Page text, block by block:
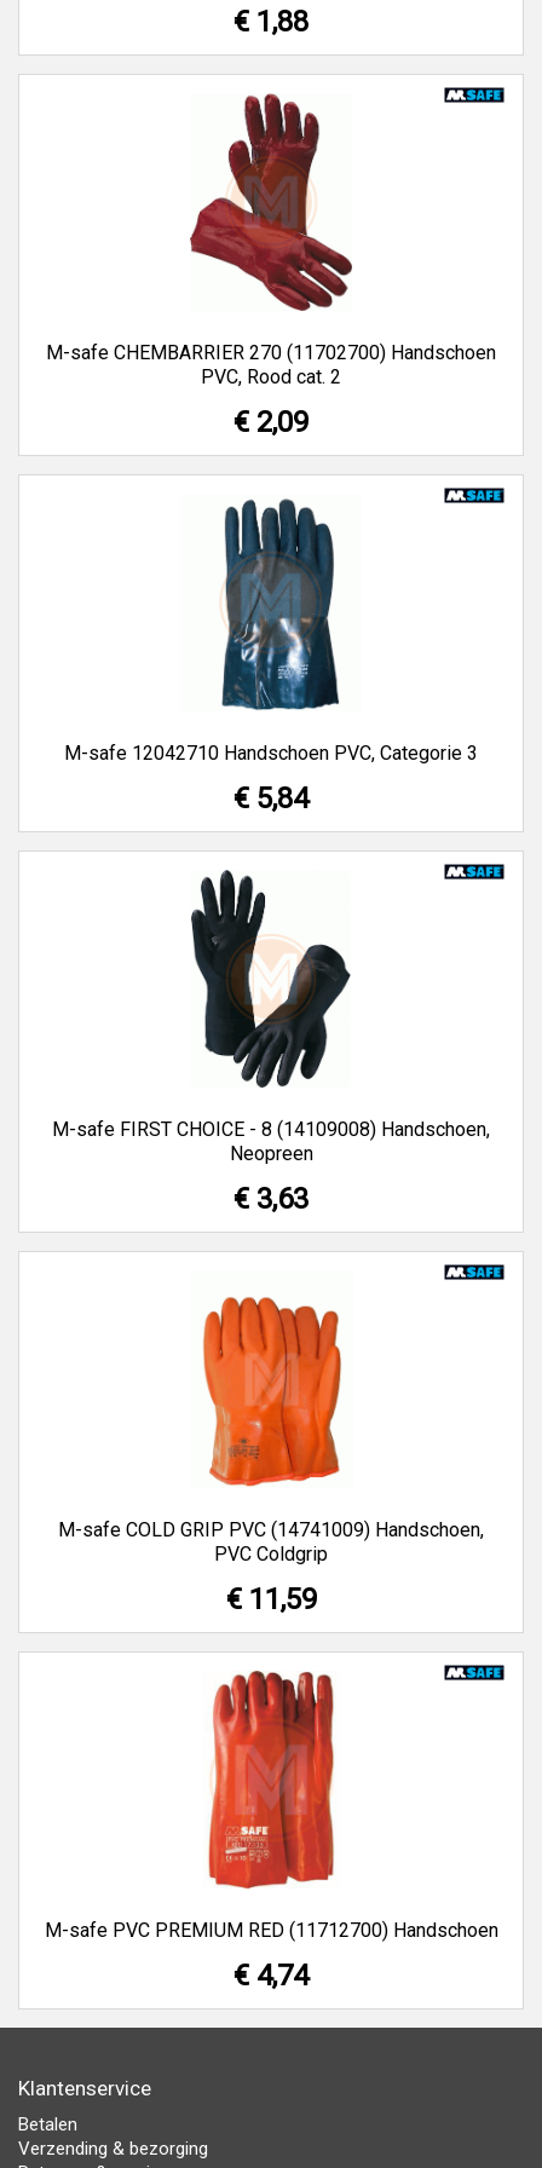
€ 1,88
M-safe CHEMBARRIER 270 (11702700) Handschoen
PVC, Rood cat. 2
€ 2,09
M-safe 12042710 Handschoen PVC, Categorie 3
€ 5,84
M-safe FIRST CHOICE - 8 (14109008) Handschoen,
Neopreen
€ 3,63
M-safe COLD GRIP PVC (14741009) Handschoen,
PVC Coldgrip
€ 11,59
M-safe PVC PREMIUM RED (11712700) Handschoen
€ 4,74
Klantenservice
Betalen
Verzending & bezorging